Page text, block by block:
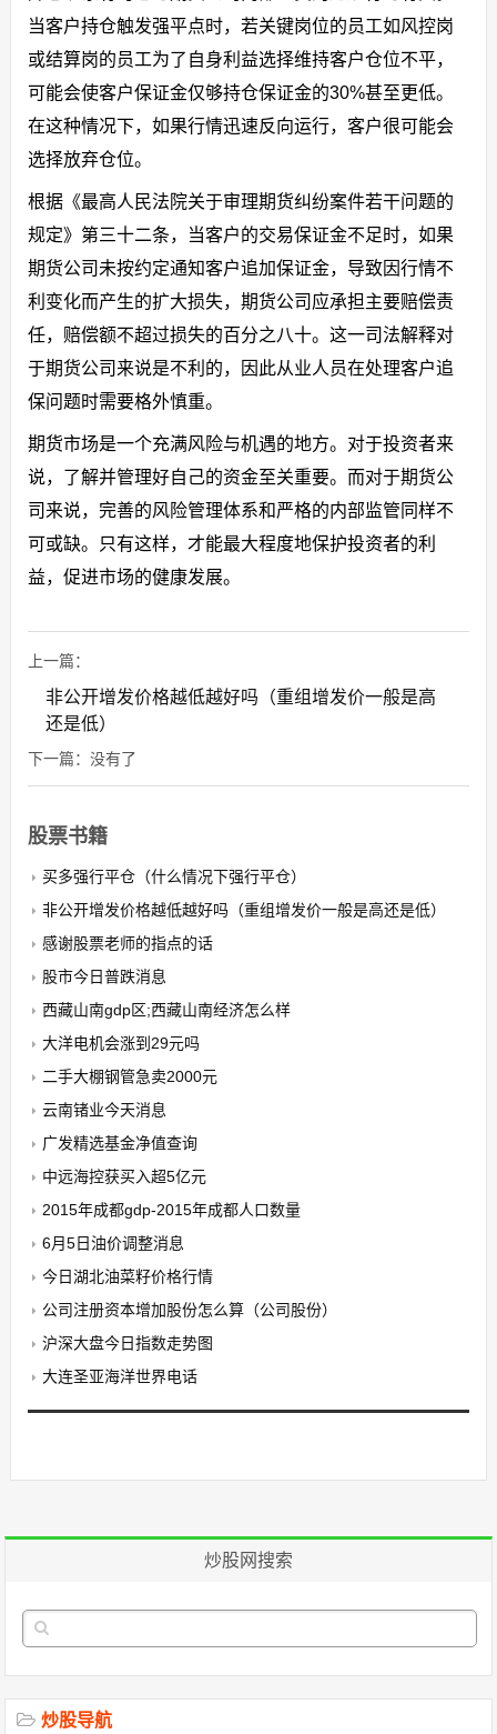
当客户持仓触发强平点时，若关键岗位的员工如风控岗
或结算岗的员工为了自身利益选择维持客户仓位不平，
可能会使客户保证金仅够持仓保证金的30%甚至更低。
在这种情况下，如果行情迅速反向运行，客户很可能会
选择放弃仓位。
根据《最高人民法院关于审理期货纠纷案件若干问题的
规定》第三十二条，当客户的交易保证金不足时，如果
期货公司未按约定通知客户追加保证金，导致因行情不
利变化而产生的扩大损失，期货公司应承担主要赔偿责
任，赔偿额不超过损失的百分之八十。这一司法解释对
于期货公司来说是不利的，因此从业人员在处理客户追
保问题时需要格外慎重。
期货市场是一个充满风险与机遇的地方。对于投资者来
说，了解并管理好自己的资金至关重要。而对于期货公
司来说，完善的风险管理体系和严格的内部监管同样不
可或缺。只有这样，才能最大程度地保护投资者的利
益，促进市场的健康发展。
上一篇：
非公开增发价格越低越好吗（重组增发价一般是高
还是低）
下一篇：没有了
股票书籍
买多强行平仓（什么情况下强行平仓）
非公开增发价格越低越好吗（重组增发价一般是高还是低）
感谢股票老师的指点的话
股市今日普跌消息
西藏山南gdp区;西藏山南经济怎么样
大洋电机会涨到29元吗
二手大棚钢管急卖2000元
云南锗业今天消息
广发精选基金净值查询
中远海控获买入超5亿元
2015年成都gdp-2015年成都人口数量
6月5日油价调整消息
今日湖北油菜籽价格行情
公司注册资本增加股份怎么算（公司股份）
沪深大盘今日指数走势图
大连圣亚海洋世界电话
炒股网搜索
炒股导航